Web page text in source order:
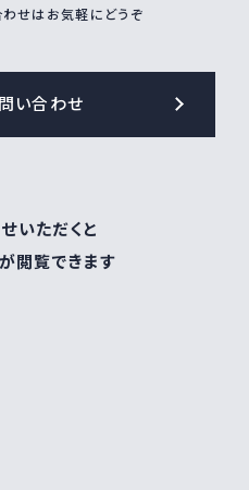
せはお気軽にどうぞ
い合わせ
いただくと
閲覧できます